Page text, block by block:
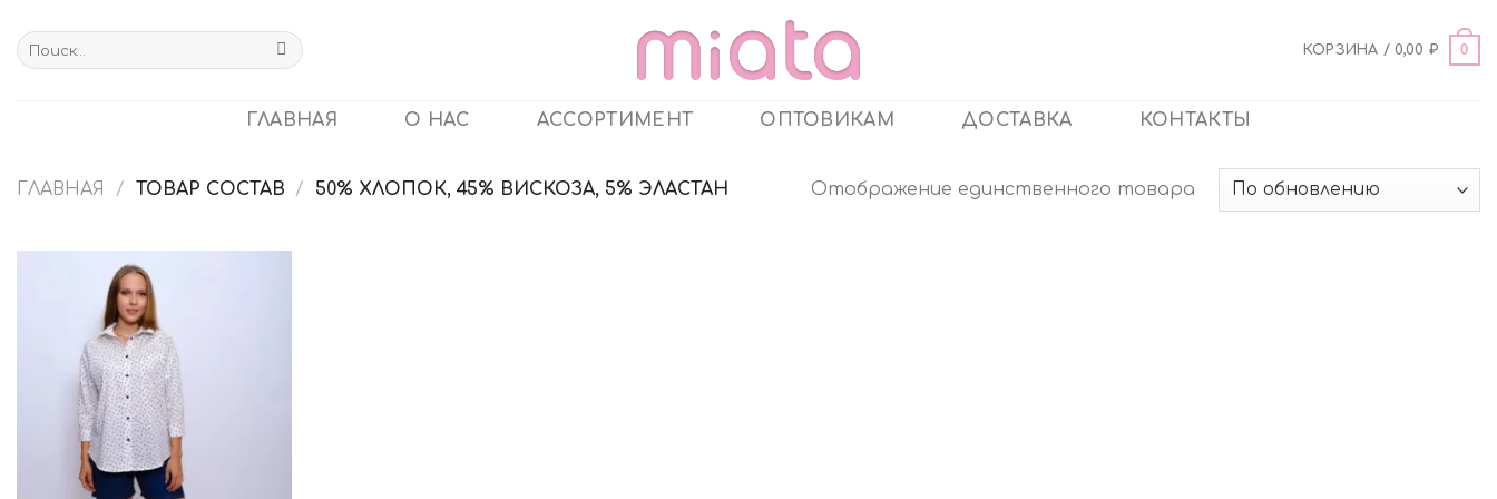
content
Искать:
КОРЗИНА /0,00 ₽ 0
ГЛАВНАЯ О НАС АССОРТИМЕНТ ОПТОВИКАМ ДОСТАВКА КОНТАКТЫ
ГЛАВНАЯ / ТОВАР СОСТАВ / 50% ХЛОПОК, 45% ВИСКОЗА, 5% ЭЛАСТАН Отображение единственного товара